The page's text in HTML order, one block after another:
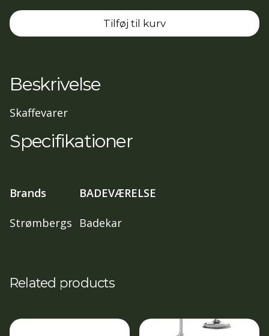
14.990,00kr..13.341,10kr..
badekar
1700x800mm
antal
Tilføj til kurv
Beskrivelse
Skaffevarer
Specifikationer
Brands BADEVÆRELSE
Strømbergs Badekar
Related products